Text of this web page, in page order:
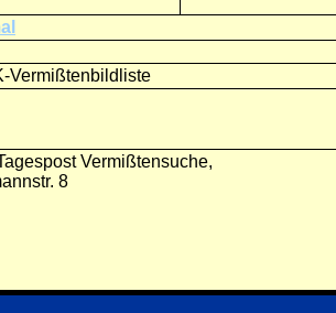
Vermißtenbildliste
Vermißtensuche,
8